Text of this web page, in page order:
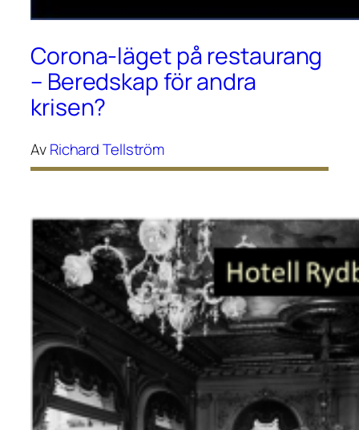
Corona-läget på restaurang
– Beredskap för andra
krisen?
AvRichard Tellström